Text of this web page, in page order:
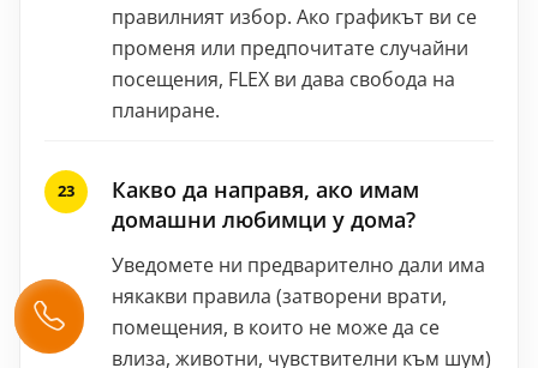
правилният избор. Ако графикът ви се
променя или предпочитате случайни
посещения, FLEX ви дава свобода на
планиране.
Какво да направя, ако имам
домашни любимци у дома?
Уведомете ни предварително дали има
някакви правила (затворени врати,
помещения, в които не може да се
влиза, животни, чувствителни към шум)